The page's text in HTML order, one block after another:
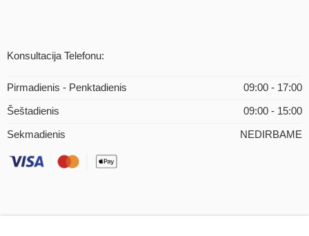
Konsultacija Telefonu:
Pirmadienis - Penktadienis 09:00 - 17:00
Šeštadienis 09:00 - 15:00
Sekmadienis NEDIRBAME